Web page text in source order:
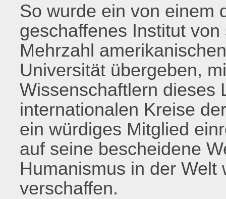
So wurde ein von einem
geschaffenes Institut
Mehrzahl
Universität übergeben,
Wissenschaftlern dieses
internationalen Kreise
ein würdiges Mitglied
auf seine bescheidene
Humanismus in der
verschaffen.